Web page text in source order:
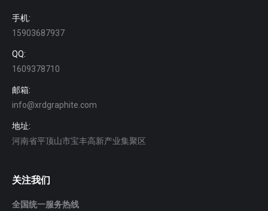
手机:
15903687937
QQ:
1609378710
邮箱:
info@xrdgraphite.com
地址:
河南省平顶山市宝丰高新产业集聚区
关注我们
全国统一服务热线